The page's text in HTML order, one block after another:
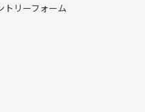
トリーフォーム